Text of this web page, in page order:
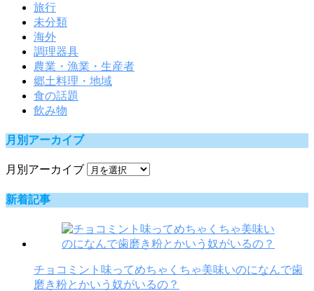
旅行
未分類
海外
調理器具
農業・漁業・生産者
郷土料理・地域
食の話題
飲み物
月別アーカイブ
月別アーカイブ
新着記事
チョコミント味ってめちゃくちゃ美味いのになんで歯
磨き粉とかいう奴がいるの？